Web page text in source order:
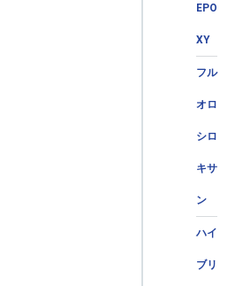
EPO
XY
フル
オロ
シロ
キサ
ン
ハイ
ブリ